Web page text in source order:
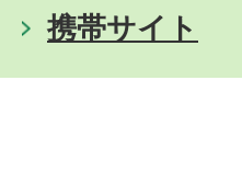
携帯サイト